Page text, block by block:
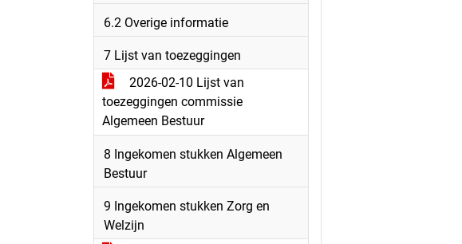
6.2 Overige informatie
7 Lijst van toezeggingen
2026-02-10 Lijst van
toezeggingen commissie
Algemeen Bestuur
8 Ingekomen stukken Algemeen
Bestuur
9 Ingekomen stukken Zorg en
Welzijn